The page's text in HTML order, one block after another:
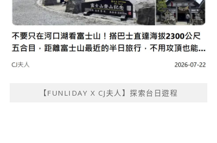
【FUNLIDAY X CJ夫人】探索台日遊程